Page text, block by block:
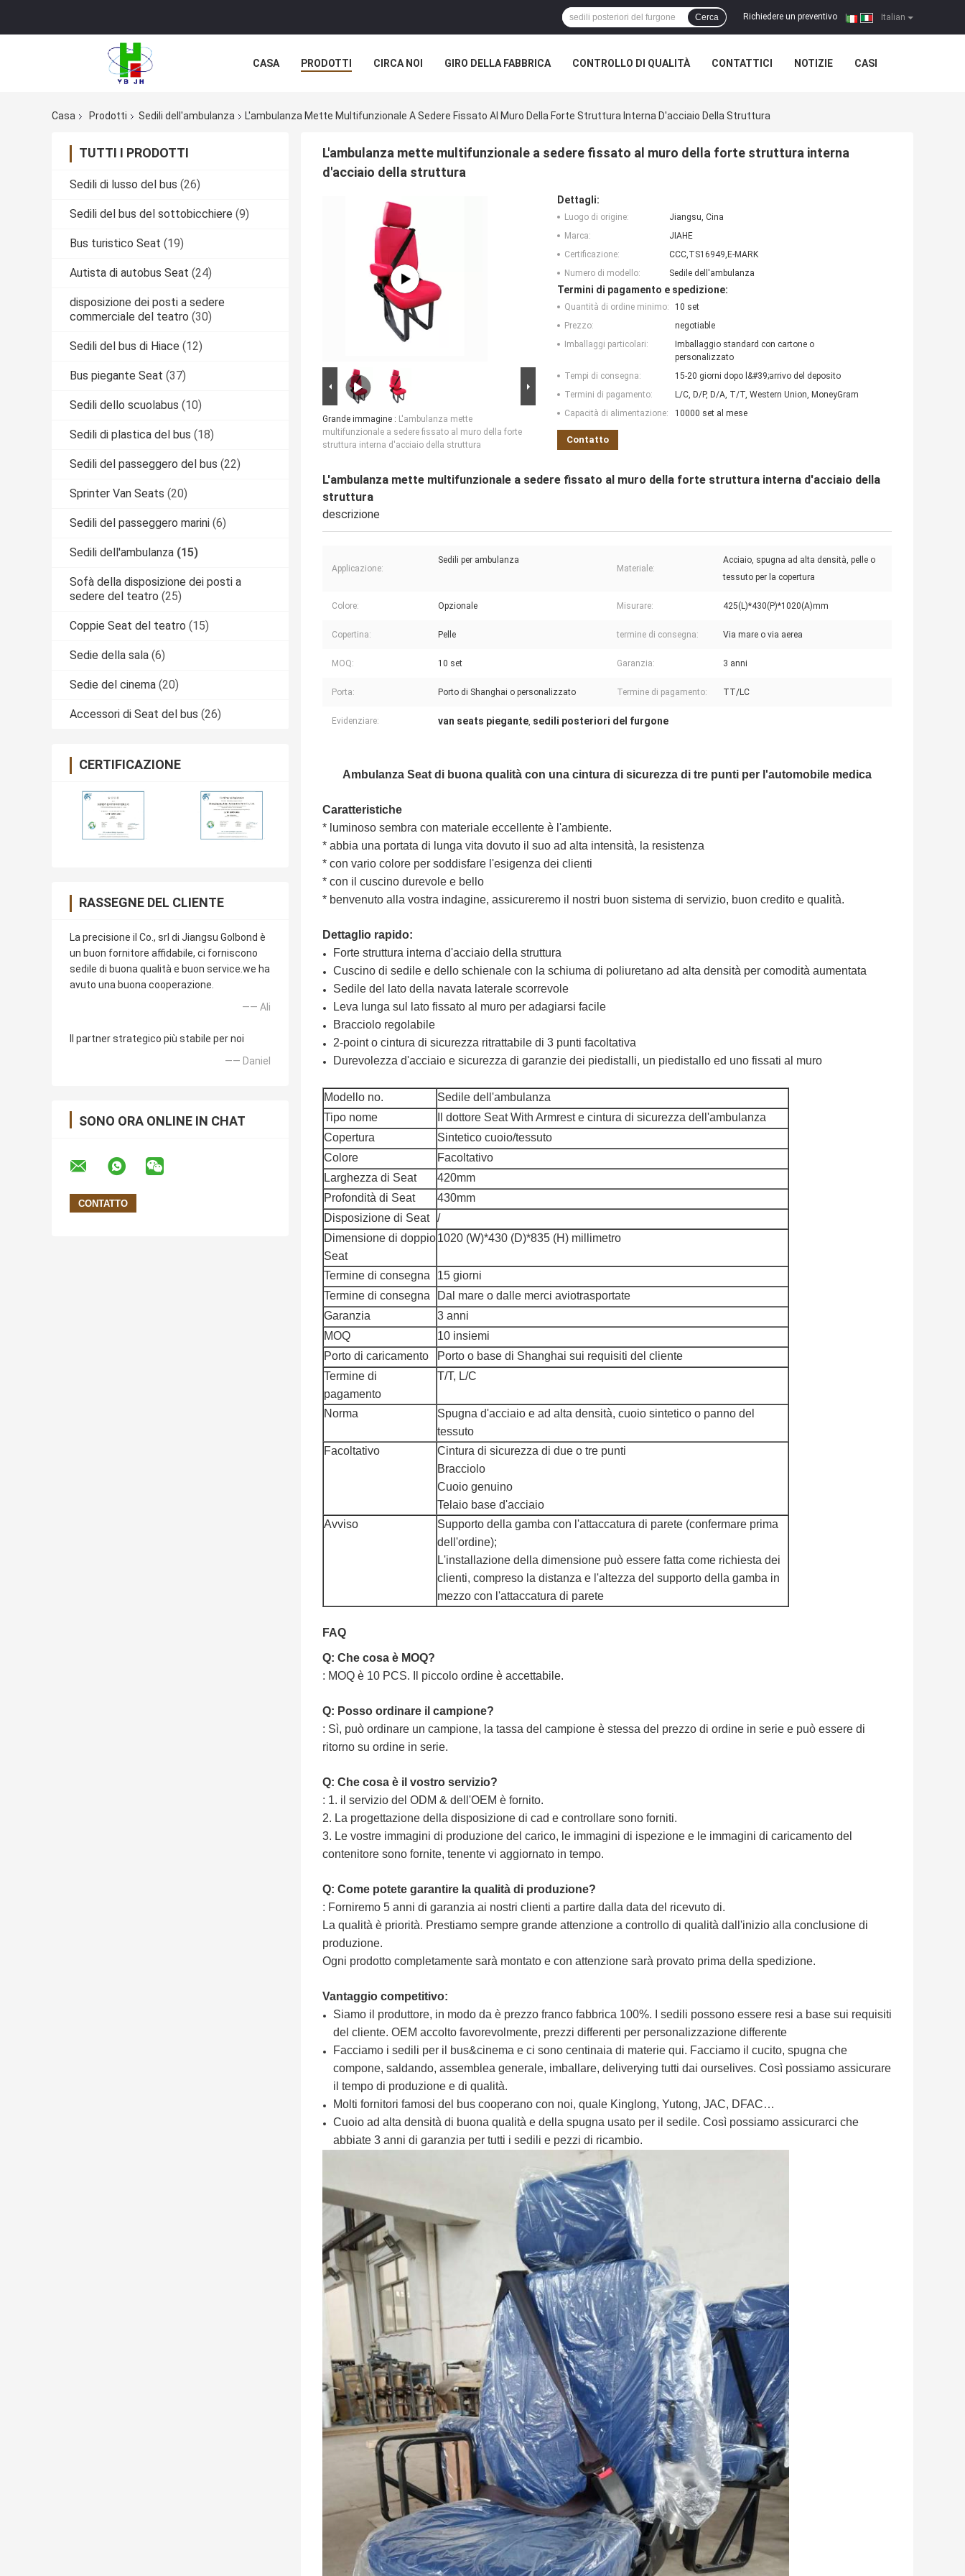
Italian
Richiedere un preventivo |
Cerca
CASA PRODOTTI CIRCA NOI GIRO DELLA FABBRICA CONTROLLO DI QUALITÀ CONTATTICI NOTIZIE CASI
Casa Prodotti Sedili dell'ambulanza L'ambulanza Mette Multifunzionale A Sedere Fissato Al Muro Della Forte Struttura Interna D'acciaio Della Struttura
TUTTI I PRODOTTI
Sedili di lusso del bus (26)
Sedili del bus del sottobicchiere (9)
Bus turistico Seat (19)
Autista di autobus Seat (24)
disposizione dei posti a sedere
commerciale del teatro (30)
Sedili del bus di Hiace (12)
Bus piegante Seat (37)
Sedili dello scuolabus (10)
Sedili di plastica del bus (18)
Sedili del passeggero del bus (22)
Sprinter Van Seats (20)
Sedili del passeggero marini (6)
Sedili dell'ambulanza (15)
Sofà della disposizione dei posti a
sedere del teatro (25)
Coppie Seat del teatro (15)
Sedie della sala (6)
Sedie del cinema (20)
Accessori di Seat del bus (26)
CERTIFICAZIONE
RASSEGNE DEL CLIENTE
La precisione il Co., srl di Jiangsu Golbond è
un buon fornitore affidabile, ci forniscono
sedile di buona qualità e buon service.we ha
avuto una buona cooperazione.
—— Ali
Il partner strategico più stabile per noi
—— Daniel
SONO ORA ONLINE IN CHAT
L'ambulanza mette multifunzionale a sedere fissato al muro della forte struttura interna
d'acciaio della struttura
Grande immagine : L'ambulanza mette
multifunzionale a sedere fissato al muro della forte
struttura interna d'acciaio della struttura
Dettagli:
Luogo di origine:
Jiangsu, Cina
Marca:
JIAHE
Certificazione:
CCC,TS16949,E-MARK
Numero di modello:
Sedile dell'ambulanza
Termini di pagamento e spedizione:
Quantità di ordine minimo:
10 set
Prezzo:
negotiable
Imballaggi particolari:
Imballaggio standard con cartone o
personalizzato
Tempi di consegna:
15-20 giorni dopo l&#39;arrivo del deposito
Termini di pagamento:
L/C, D/P, D/A, T/T, Western Union, MoneyGram
Capacità di alimentazione:
10000 set al mese
Contatto
L'ambulanza mette multifunzionale a sedere fissato al muro della forte struttura interna d'acciaio della
struttura
descrizione
Applicazione:
Sedili per ambulanza
Materiale:
Acciaio, spugna ad alta densità, pelle o
tessuto per la copertura
Colore: Opzionale Misurare: 425(L)*430(P)*1020(A)mm
Copertina: Pelle termine di consegna: Via mare o via aerea
MOQ: 10 set Garanzia: 3 anni
Porta: Porto di Shanghai o personalizzato Termine di pagamento: TT/LC
Evidenziare: van seats piegante, sedili posteriori del furgone
Ambulanza Seat di buona qualità con una cintura di sicurezza di tre punti per l'automobile medica
Caratteristiche
* luminoso sembra con materiale eccellente è l'ambiente.
* abbia una portata di lunga vita dovuto il suo ad alta intensità, la resistenza
* con vario colore per soddisfare l'esigenza dei clienti
* con il cuscino durevole e bello
* benvenuto alla vostra indagine, assicureremo il nostri buon sistema di servizio, buon credito e qualità.
Dettaglio rapido:
Forte struttura interna d'acciaio della struttura
Cuscino di sedile e dello schienale con la schiuma di poliuretano ad alta densità per comodità aumentata
Sedile del lato della navata laterale scorrevole
Leva lunga sul lato fissato al muro per adagiarsi facile
Bracciolo regolabile
2-point o cintura di sicurezza ritrattabile di 3 punti facoltativa
Durevolezza d'acciaio e sicurezza di garanzie dei piedistalli, un piedistallo ed uno fissati al muro
Modello no.
Sedile dell'ambulanza
Tipo nome
Il dottore Seat With Armrest e cintura di sicurezza dell'ambulanza
Copertura
Sintetico cuoio/tessuto
Colore
Facoltativo
Larghezza di Seat
420mm
Profondità di Seat
430mm
Disposizione di Seat
/
Dimensione di doppio
Seat
1020 (W)*430 (D)*835 (H) millimetro
Termine di consegna
15 giorni
Termine di consegna
Dal mare o dalle merci aviotrasportate
Garanzia
3 anni
MOQ
10 insiemi
Porto di caricamento
Porto o base di Shanghai sui requisiti del cliente
Termine di
pagamento
T/T, L/C
Norma
Spugna d'acciaio e ad alta densità, cuoio sintetico o panno del
tessuto
Facoltativo
Cintura di sicurezza di due o tre punti
Bracciolo
Cuoio genuino
Telaio base d'acciaio
Avviso
Supporto della gamba con l'attaccatura di parete (confermare prima
dell'ordine);
L'installazione della dimensione può essere fatta come richiesta dei
clienti, compreso la distanza e l'altezza del supporto della gamba in
mezzo con l'attaccatura di parete
FAQ
Q: Che cosa è MOQ?
: MOQ è 10 PCS. Il piccolo ordine è accettabile.
Q: Posso ordinare il campione?
: Sì, può ordinare un campione, la tassa del campione è stessa del prezzo di ordine in serie e può essere di
ritorno su ordine in serie.
Q: Che cosa è il vostro servizio?
: 1. il servizio del ODM & dell'OEM è fornito.
2. La progettazione della disposizione di cad e controllare sono forniti.
3. Le vostre immagini di produzione del carico, le immagini di ispezione e le immagini di caricamento del
contenitore sono fornite, tenente vi aggiornato in tempo.
Q: Come potete garantire la qualità di produzione?
: Forniremo 5 anni di garanzia ai nostri clienti a partire dalla data del ricevuto di.
La qualità è priorità. Prestiamo sempre grande attenzione a controllo di qualità dall'inizio alla conclusione di
produzione.
Ogni prodotto completamente sarà montato e con attenzione sarà provato prima della spedizione.
Vantaggio competitivo:
Siamo il produttore, in modo da è prezzo franco fabbrica 100%. I sedili possono essere resi a base sui requisiti
del cliente. OEM accolto favorevolmente, prezzi differenti per personalizzazione differente
Facciamo i sedili per il bus&cinema e ci sono centinaia di materie qui. Facciamo il cucito, spugna che
compone, saldando, assemblea generale, imballare, deliverying tutti dai ourselives. Così possiamo assicurare
il tempo di produzione e di qualità.
Molti fornitori famosi del bus cooperano con noi, quale Kinglong, Yutong, JAC, DFAC…
Cuoio ad alta densità di buona qualità e della spugna usato per il sedile. Così possiamo assicurarci che
abbiate 3 anni di garanzia per tutti i sedili e pezzi di ricambio.